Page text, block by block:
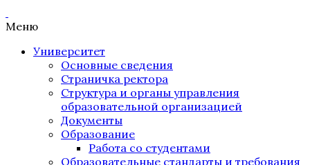
Меню
Университет
Основные сведения
Страничка ректора
Структура и органы управления
образовательной организацией
Документы
Образование
Работа со студентами
Образовательные стандарты и требования